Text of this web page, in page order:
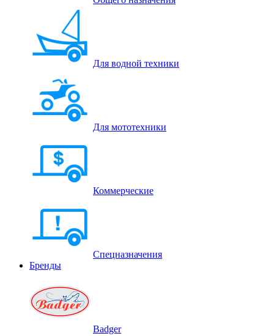
Для водной техники
Для мототехники
Коммерческие
Спецназначения
Бренды
Badger